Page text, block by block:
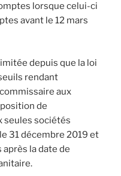
lorsque celui-ci
avant le 12 mars
depuis que la loi
rendant
aux
de
seules sociétés
31 décembre 2019 et
après la date de